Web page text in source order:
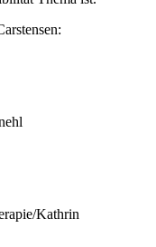
Kathrin